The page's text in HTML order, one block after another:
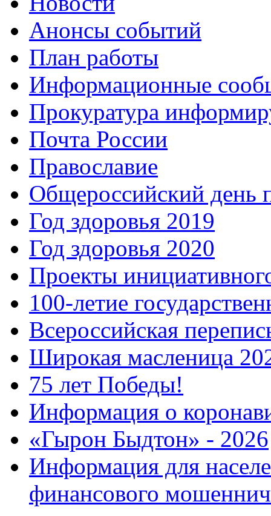
Анонсы событий
План работы
Информационные
Прокуратура
Почта России
Православие
Общероссийский день
Год здоровья 2019
Год здоровья 2020
Проекты
100-летие
Всероссийская
Широкая масленица
75 лет Победы!
Информация о
«Гырон Быдтон» - 2026
Информация для
финансового